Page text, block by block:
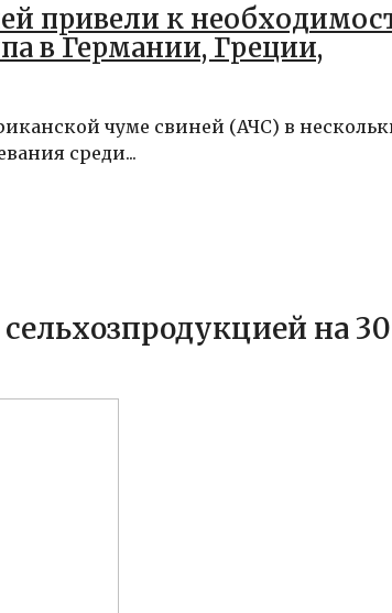
привели к
в Германии, Греции,
чуме свиней (АЧС) в
среди...
на